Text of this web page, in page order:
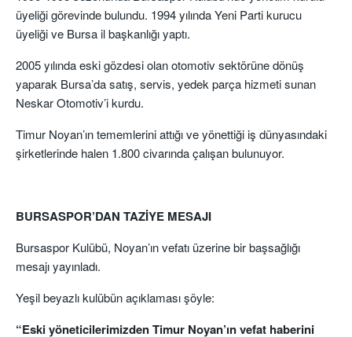
üyeliği görevinde bulundu. 1994 yılında Yeni Parti kurucu
üyeliği ve Bursa il başkanlığı yaptı.
2005 yılında eski gözdesi olan otomotiv sektörüne dönüş
yaparak Bursa’da satış, servis, yedek parça hizmeti sunan
Neskar Otomotiv’i kurdu.
Timur Noyan’ın tememlerini attığı ve yönettiği iş dünyasındaki
şirketlerinde halen 1.800 civarında çalışan bulunuyor.
BURSASPOR’DAN TAZİYE MESAJI
Bursaspor Kulübü, Noyan’ın vefatı üzerine bir başsağlığı
mesajı yayınladı.
Yeşil beyazlı kulübün açıklaması şöyle:
“Eski yöneticilerimizden Timur Noyan’ın vefat haberini